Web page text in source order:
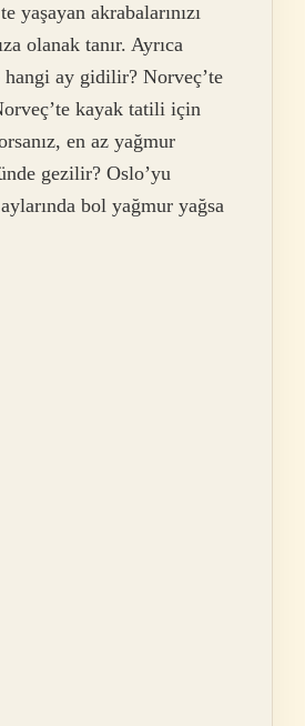
yaşayan akrabalarınızı
olanak tanır. Ayrıca
ay gidilir? Norveç’te
kayak tatili için
en az yağmur
gezilir? Oslo’yu
bol yağmur yağsa